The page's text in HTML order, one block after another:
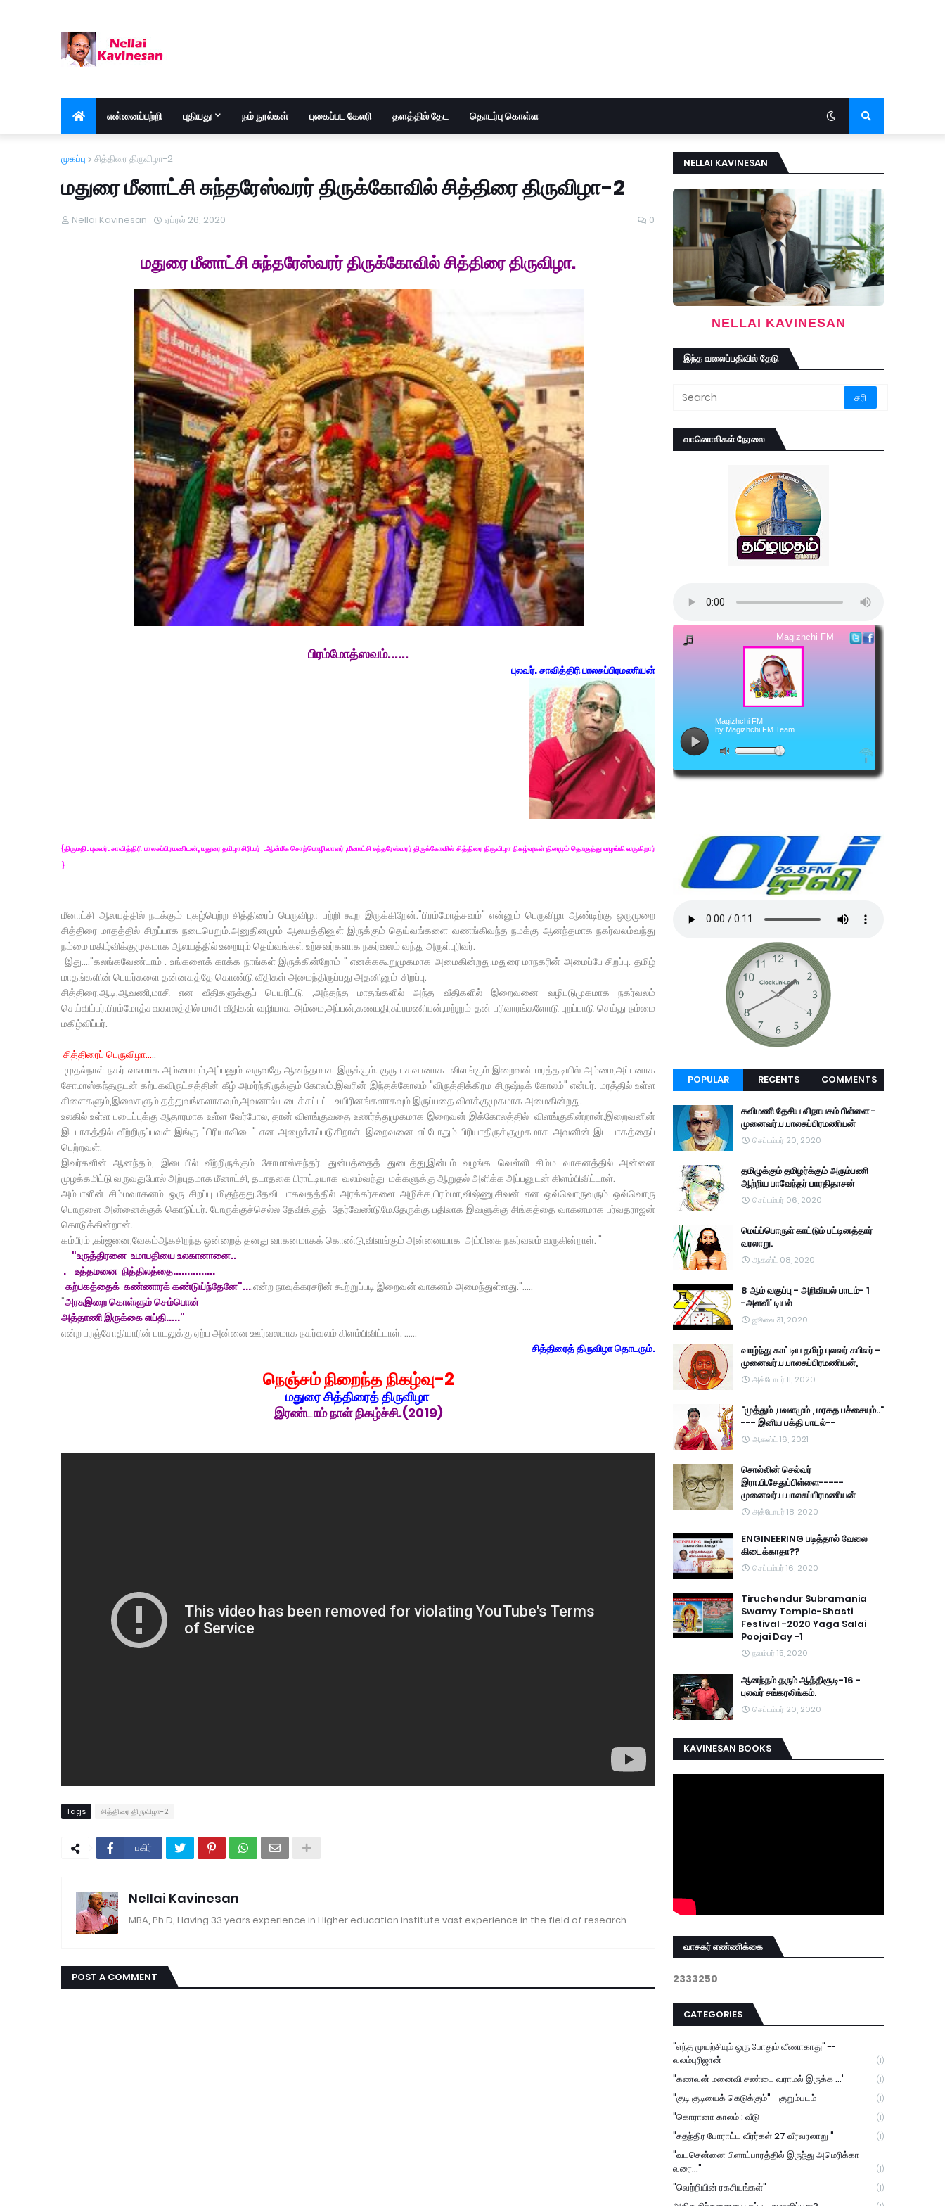
என்னைப்பற்றி புதியது நம் நூல்கள் புகைப்பட கேலரி தளத்தில் தேட தொடர்பு கொள்ள
முகப்பு சித்திரை திருவிழா-2
மதுரை மீனாட்சி சுந்தரேஸ்வரர் திருக்கோவில் சித்திரை திருவிழா-2
Nellai Kavinesan ஏப்ரல் 26, 2020 0
மதுரை மீனாட்சி சுந்தரேஸ்வரர் திருக்கோவில் சித்திரை திருவிழா.
பிரம்மோத்ஸவம்......
புலவர். சாவித்திரி பாலசுப்பிரமணியன்
{திருமதி. புலவர். சாவித்திரி பாலசுப்பிரமணியன், மதுரை தமிழாசிரியர் .ஆன்மீக சொற்பொழிவாளர் ,மீனாட்சி சுந்தரேஸ்வரர் திருக்கோவில் சித்திரை திருவிழா நிகழ்வுகள் தினமும் தொகுத்து வழங்கி வருகிறார்
}
மீனாட்சி ஆலயத்தில் நடக்கும் புகழ்பெற்ற சித்திரைப் பெருவிழா பற்றி கூற இருக்கிறேன்."பிரம்மோத்சவம்" என்னும் பெருவிழா ஆண்டிற்கு ஒருமுறை
சித்திரை மாதத்தில் சிறப்பாக நடைபெறும்.அனுதினமும் ஆலயத்தினுள் இருக்கும் தெய்வங்களை வணங்கிவந்த நமக்கு ஆனந்தமாக நகர்வலம்வந்து
நம்மை மகிழ்விக்குமுகமாக ஆலயத்தில் உறையும் தெய்வங்கள் உற்சவர்களாக நகர்வலம் வந்து அருள்புரிவர்.
இது...."கலங்கவேண்டாம் . உங்களைக் காக்க நாங்கள் இருக்கின்றோம் " எனக்ககூறுமுகமாக அமைகின்றது.மதுரை மாநகரின் அமைப்பே சிறப்பு. தமிழ்
மாதங்களின் பெயர்களை தன்னகத்தே கொண்டு வீதிகள் அமைந்திருப்பது அதனினும் சிறப்பு.
சித்திரை,ஆடி,ஆவணி,மாசி என வீதிகளுக்குப் பெயரிட்டு ,அந்தந்த மாதங்களில் அந்த வீதிகளில் இறைவனை வழிபடுமுகமாக நகர்வலம்
செய்விப்பர்.பிரம்மோத்சவகாலத்தில் மாசி வீதிகள் வழியாக அம்மை,அப்பன்,கணபதி,சுப்ரமணியன்,மற்றும் தன் பரிவாரங்களோடு புறப்பாடு செய்து நம்மை
மகிழ்விப்பர்.
சித்திரைப் பெருவிழா.....
முதல்நாள் நகர் வலமாக அம்மையும்,அப்பனும் வருவதே ஆனந்தமாக இருக்கும். குரு பகவானாக விளங்கும் இறைவன் மரத்தடியில் அம்மை,அப்பனாக
சோமாஸ்கந்தருடன் கற்பகவிருட்சத்தின் கீழ் அமர்ந்திருக்கும் கோலம்.இவரின் இந்தக்கோலம் "விருத்திக்கிரம சிருஷ்டிக் கோலம்" என்பர். மரத்தில் உள்ள
கிளைகளும்,இலைகளும் தத்துவங்களாகவும்,அவனால் படைக்கப்பட்ட உயிரினங்களாகவும் இருப்பதை விளக்குமுகமாக அமைகின்றது.
உலகில் உள்ள படைப்புக்கு ஆதாரமாக உள்ள வேர்போல, தான் விளங்குவதை உணர்த்துமுகமாக இறைவன் இக்கோலத்தில் விளங்குகின்றான்.இறைவனின்
இடபாகத்தில் வீற்றிருப்பவள் இங்கு "பிரியாவிடை" என அழைக்கப்படுகிறாள். இறைவனை எப்போதும் பிரியாதிருக்குமுகமாக அவனின் இட பாகத்தைப்
பெற்றவள்.
இவர்களின் ஆனந்தம், இடையில் வீற்றிருக்கும் சோமாஸ்கந்தர். துன்பத்தைத் துடைத்து,இன்பம் வழங்க வெள்ளி சிம்ம வாகனத்தில் அன்னை
முழக்கமிட்டு வருவதுபோல் அற்புதமாக மீனாட்சி, தடாதகை பிராட்டியாக வலம்வந்து மக்களுக்கு ஆறுதல் அளிக்க அப்பனுடன் கிளம்பிவிட்டாள்.
அம்பாளின் சிம்மவாகனம் ஒரு சிறப்பு மிகுந்தது.தேவி பாகவதத்தில் அரக்கர்களை அழிக்க,பிரம்மா,விஷ்ணு,சிவன் என ஒவ்வொருவரும் ஒவ்வொரு
பொருளை அன்னைக்குக் கொடுப்பர். போருக்குச்செல்ல தேவிக்குத் தேர்வேண்டுமே.தேருக்கு பதிலாக இவளுக்கு சிங்கத்தை வாகனமாக பர்வதராஜன்
கொடுக்கின்றான்.
கம்பீரம் ,கர்ஜனை,வேகம்ஆகசிறந்த ஒன்றைத் தனது வாகனமாகக் கொண்டு,விளங்கும் அன்னையாக அம்பிகை நகர்வலம் வருகின்றாள். "
"உருத்திரனை உமாபதியை உலகானானை..
. உத்தமனை நித்திலத்தை...............
கற்பகத்தைக் கண்ணாரக் கண்டுய்ந்தேனே"....என்ற நாவுக்கரசரின் கூற்றுப்படி இறைவன் வாகனம் அமைந்துள்ளது.".....
"அரசுஇறை கொள்ளும் செம்பொன்
அத்தாணி இருக்கை எய்தி....."
என்ற பரஞ்சோதியாரின் பாடலுக்கு ஏற்ப அன்னை ஊர்வலமாக நகர்வலம் கிளம்பிவிட்டாள். ......
சித்திரைத் திருவிழா தொடரும்.
நெஞ்சம் நிறைந்த நிகழ்வு-2
மதுரை சித்திரைத் திருவிழா
இரண்டாம் நாள் நிகழ்ச்சி.(2019)
Tags சித்திரை திருவிழா-2
பகிர்
Nellai Kavinesan
MBA, Ph.D, Having 33 years experience in Higher education institute vast experience in the field of research
POST A COMMENT
NELLAI KAVINESAN
NELLAI KAVINESAN
இந்த வலைப்பதிவில் தேடு
வானொலிகள் நேரலை
POPULAR RECENTS COMMENTS
கவிமணி தேசிய விநாயகம் பிள்ளை -
முனைவர்.ப.பாலசுப்பிரமணியன்
செப்டம்பர் 20, 2020
தமிழுக்கும் தமிழர்க்கும் அரும்பணி
ஆற்றிய பாவேந்தர் பாரதிதாசன்
செப்டம்பர் 06, 2020
மெய்ப்பொருள் காட்டும் பட்டினத்தார்
வரலாறு.
ஆகஸ்ட் 08, 2020
8 ஆம் வகுப்பு - அறிவியல் பாடம்- 1
-அளவீட்டியல்
ஜூலை 31, 2020
வாழ்ந்து காட்டிய தமிழ் புலவர் கபிலர் -
முனைவர்.ப.பாலசுப்பிரமணியன்,
அக்டோபர் 11, 2020
"முத்தும் ,பவளமும் , மரகத பச்சையும்.."
--- இனிய பக்தி பாடல்--
ஆகஸ்ட் 16, 2021
சொல்லின் செல்வர்
இரா.பி.சேதுப்பிள்ளை-----
முனைவர்.ப.பாலசுப்பிரமணியன்
அக்டோபர் 18, 2020
ENGINEERING படித்தால் வேலை
கிடைக்காதா??
செப்டம்பர் 16, 2020
Tiruchendur Subramania
Swamy Temple-Shasti
Festival -2020 Yaga Salai
Poojai Day -1
நவம்பர் 15, 2020
ஆனந்தம் தரும் ஆத்திசூடி-16 -
புலவர் சங்கரலிங்கம்.
செப்டம்பர் 20, 2020
KAVINESAN BOOKS
வாசகர் எண்ணிக்கை
2333250
CATEGORIES
"எந்த முயற்சியும் ஒரு போதும் வீணாகாது" --
வலம்புரிஜான்
(1)
"கணவன் மனைவி சண்டை வராமல் இருக்க ...' (1)
"குடி குடியைக் கெடுக்கும்" - குறும்படம் (1)
"கொரானா காலம் : வீடு (1)
"சுதந்திர போராட்ட வீரர்கள் 27 வீரவரலாறு " (1)
"வடசென்னை பிளாட்பாரத்தில் இருந்து அமெரிக்கா
வரை..."
(1)
"வெற்றியின் ரகசியங்கள்" (1)